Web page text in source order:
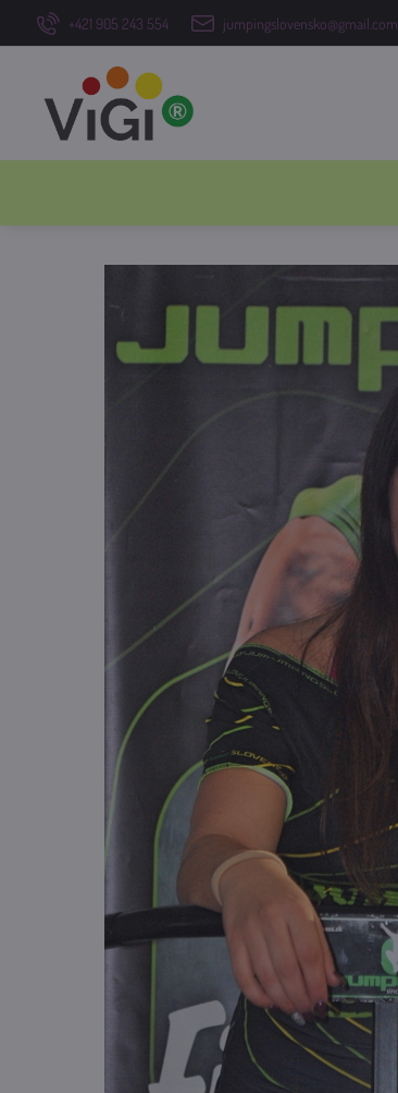
+421 905 243 554 jumpingslovensko@gmail.com